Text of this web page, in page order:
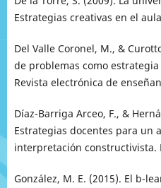
Estrategias creativas en el
Del Valle Coronel, M., &
de problemas como
Revista electrónica de
Díaz-Barriga Arceo, F., &
Estrategias docentes para un
interpretación constructivista.
González, M. E. (2015). El b-